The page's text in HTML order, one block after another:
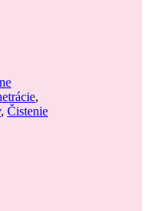
,
, Čistenie